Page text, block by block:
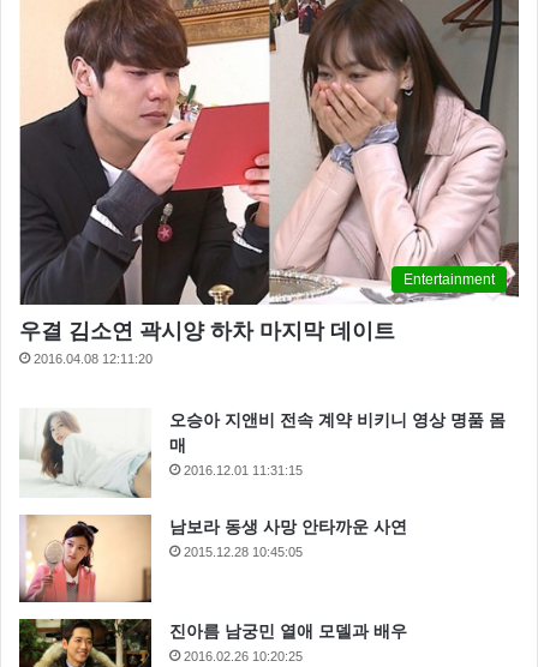
Entertainment
우결 김소연 곽시양 하차 마지막 데이트
2016.04.08 12:11:20
오승아 지앤비 전속 계약 비키니 영상 명품 몸
매
2016.12.01 11:31:15
남보라 동생 사망 안타까운 사연
2015.12.28 10:45:05
진아름 남궁민 열애 모델과 배우
2016.02.26 10:20:25